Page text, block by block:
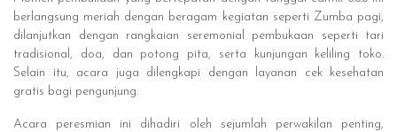
berlangsung meriah dengan beragam kegiatan seperti Zumba pagi,
dilanjutkan dengan rangkaian seremonial pembukaan seperti tari
tradisional, doa, dan potong pita, serta kunjungan keliling toko.
Selain itu, acara juga dilengkapi dengan layanan cek kesehatan
gratis bagi pengunjung.
Acara peresmian ini dihadiri oleh sejumlah perwakilan penting,